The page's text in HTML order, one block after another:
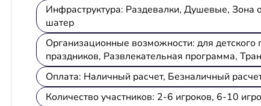
Инфраструктура: Раздевалки, Душевые,
шатер
Организационные возможности: для
праздников, Развлекательная программа,
Оплата: Наличный расчет, Безналичный
Количество участников: 2-6 игроков, 6-10